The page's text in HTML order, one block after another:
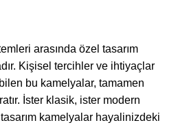
arasında özel tasarım
Kişisel tercihler ve ihtiyaçlar
bu kamelyalar, tamamen
İster klasik, ister modern
kamelyalar hayalinizdeki